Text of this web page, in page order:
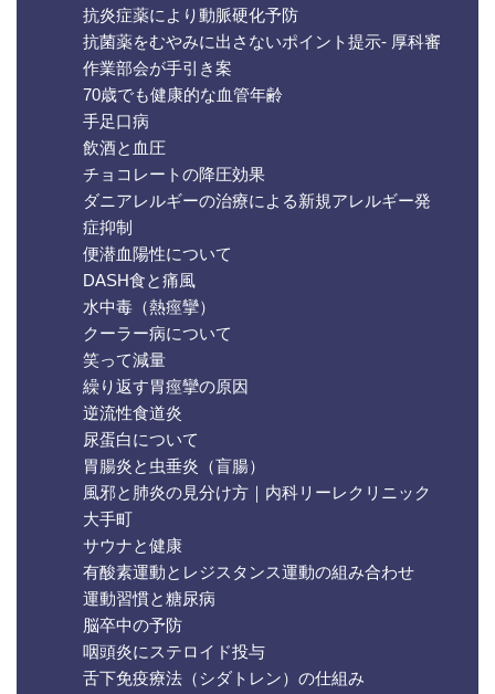
抗炎症薬により動脈硬化予防
抗菌薬をむやみに出さないポイント提示- 厚科審
作業部会が手引き案
70歳でも健康的な血管年齢
手足口病
飲酒と血圧
チョコレートの降圧効果
ダニアレルギーの治療による新規アレルギー発
症抑制
便潜血陽性について
DASH食と痛風
水中毒（熱痙攣）
クーラー病について
笑って減量
繰り返す胃痙攣の原因
逆流性食道炎
尿蛋白について
胃腸炎と虫垂炎（盲腸）
風邪と肺炎の見分け方｜内科リーレクリニック
大手町
サウナと健康
有酸素運動とレジスタンス運動の組み合わせ
運動習慣と糖尿病
脳卒中の予防
咽頭炎にステロイド投与
舌下免疫療法（シダトレン）の仕組み